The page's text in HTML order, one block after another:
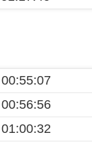
00:55:07
00:56:56
01:00:32